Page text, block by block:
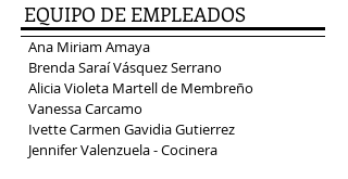
EQUIPO DE EMPLEADOS
Ana Miriam Amaya
Brenda Saraí Vásquez Serrano
Alicia Violeta Martell de Membreño
Vanessa Carcamo
Ivette Carmen Gavidia Gutierrez
Jennifer Valenzuela - Cocinera